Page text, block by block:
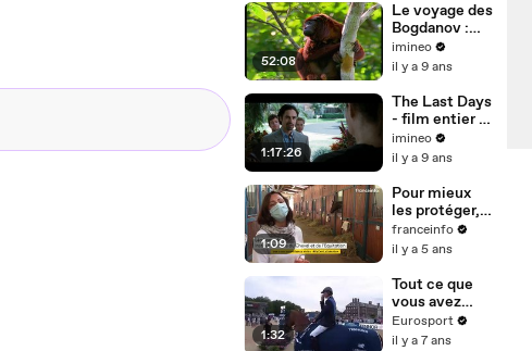
52:08
Le voyage des
Bogdanov :
Sommes nous
seuls dans
imineo
il y a 9 ans
1:17:26
The Last Days
- film entier vf
2011
imineo
il y a 9 ans
1:09
Pour mieux
les protéger,
les chevaux
de l'École
d'équitation
sont
désormais
filmés
franceinfo
il y a 5 ans
1:32
Tout ce que
vous avez
toujours voulu
savoir sur le
Eurosport
il y a 7 ans